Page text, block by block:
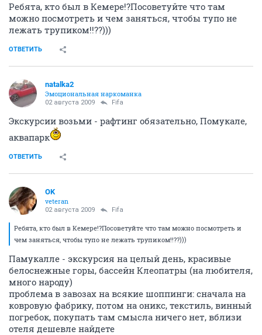
Ребята, кто был в Кемере!?Посоветуйте что там
можно посмотреть и чем заняться, чтобы тупо не
лежать трупиком!!??)))
ОТВЕТИТЬ
natalka2
Эмоциональная наркоманка
02 августа 2009 Fifa
Экскурсии возьми - рафтинг обязательно, Помукале,
аквапарк
ОТВЕТИТЬ
OK
veteran
02 августа 2009 Fifa
Ребята, кто был в Кемере!?Посоветуйте что там можно посмотреть и
чем заняться, чтобы тупо не лежать трупиком!!??)))
Памукалле - экскурсия на целый день, красивые
белоснежные горы, бассейн Клеопатры (на любителя,
много народу)
проблема в завозах на всякие шоппинги: сначала на
ковровую фабрику, потом на оникс, текстиль, винный
погребок, покупать там смысла ничего нет, вблизи
отеля дешевле найдете